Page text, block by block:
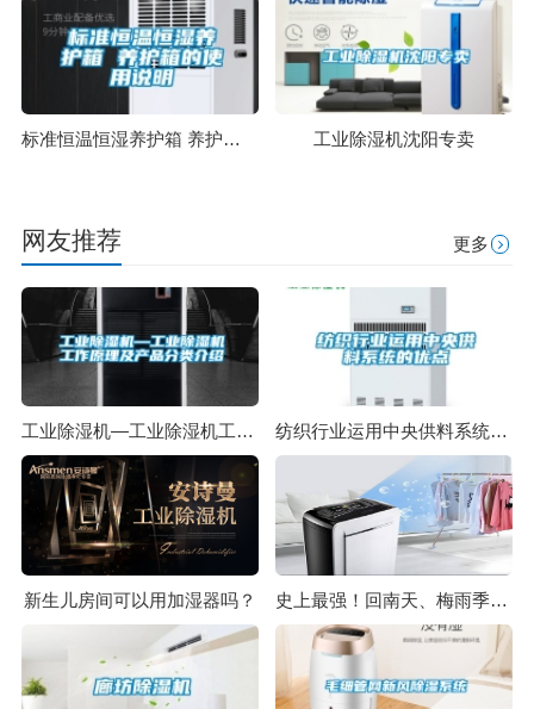
标准恒温恒湿养护箱 养护箱的使用说明 工业除湿机沈阳专卖
网友推荐 更多
工业除湿机—工业除湿机工作原理及产品分类介绍 纺织行业运用中央供料系统的优点
新生儿房间可以用加湿器吗？ 史上最强！回南天、梅雨季节茶叶的防潮攻略！